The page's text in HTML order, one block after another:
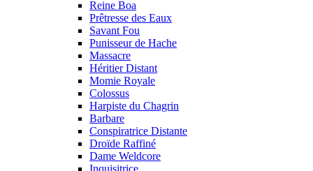
Reine Boa
Prêtresse des Eaux
Savant Fou
Punisseur de Hache
Massacre
Héritier Distant
Momie Royale
Colossus
Harpiste du Chagrin
Barbare
Conspiratrice Distante
Droïde Raffiné
Dame Weldcore